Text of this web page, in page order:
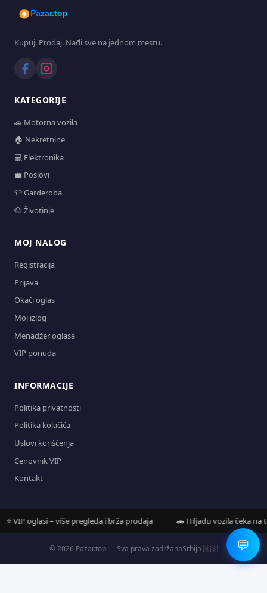
Pazar.top
Kupuj. Prodaj. Nađi sve na jednom mestu.
KATEGORIJE
🚗 Motorna vozila
🏠 Nekretnine
💻 Elektronika
💼 Poslovi
👕 Garderoba
🐶 Životinje
MOJ NALOG
Registracija
Prijava
Okači oglas
Moj izlog
Menadžer oglasa
VIP ponuda
INFORMACIJE
Politika privatnosti
Politika kolačića
Uslovi korišćenja
Cenovnik VIP
Kontakt
VIP oglasi – više pregleda i brža prodaja 🚗 Hiljadu vozila čeka na tebe
© 2026 Pazar.top — Sva prava zadržanaSrbija 🇷🇸 💬